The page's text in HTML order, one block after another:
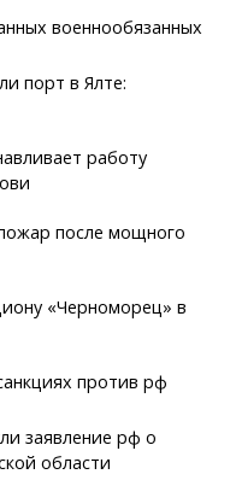
военнообязанных
порт в Ялте:
работу
после мощного
«Черноморец» в
против рф
заявление рф о
области